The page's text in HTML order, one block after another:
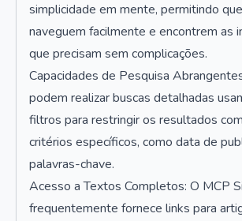
simplicidade em mente, permitindo
naveguem facilmente e encontrem as
que precisam sem complicações.
Capacidades de Pesquisa
podem realizar buscas detalhadas
filtros para restringir os resultados
critérios específicos, como data de
palavras-chave.
Acesso a Textos Completos: O MCP
frequentemente fornece links para